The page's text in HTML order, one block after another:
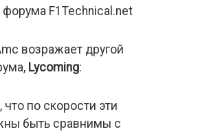
F1Technical.net
возражает другой
Lycoming:
по скорости эти
быть сравнимы с